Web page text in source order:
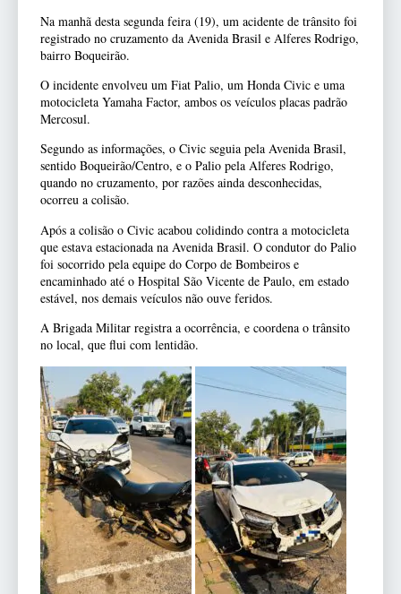
Na manhã desta segunda feira (19), um acidente de trânsito foi
registrado no cruzamento da Avenida Brasil e Alferes Rodrigo,
bairro Boqueirão.
O incidente envolveu um Fiat Palio, um Honda Civic e uma
motocicleta Yamaha Factor, ambos os veículos placas padrão
Mercosul.
Segundo as informações, o Civic seguia pela Avenida Brasil,
sentido Boqueirão/Centro, e o Palio pela Alferes Rodrigo,
quando no cruzamento, por razões ainda desconhecidas,
ocorreu a colisão.
Após a colisão o Civic acabou colidindo contra a motocicleta
que estava estacionada na Avenida Brasil. O condutor do Palio
foi socorrido pela equipe do Corpo de Bombeiros e
encaminhado até o Hospital São Vicente de Paulo, em estado
estável, nos demais veículos não ouve feridos.
A Brigada Militar registra a ocorrência, e coordena o trânsito
no local, que flui com lentidão.